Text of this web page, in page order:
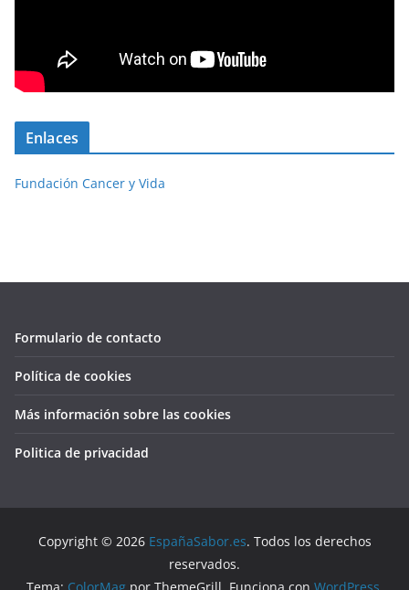
Enlaces
Fundación Cancer y Vida
Formulario de contacto
Política de cookies
Más información sobre las cookies
Politica de privacidad
Copyright © 2026 EspañaSabor.es. Todos los derechos
reservados.
Tema: ColorMagpor ThemeGrill. Funciona con WordPress